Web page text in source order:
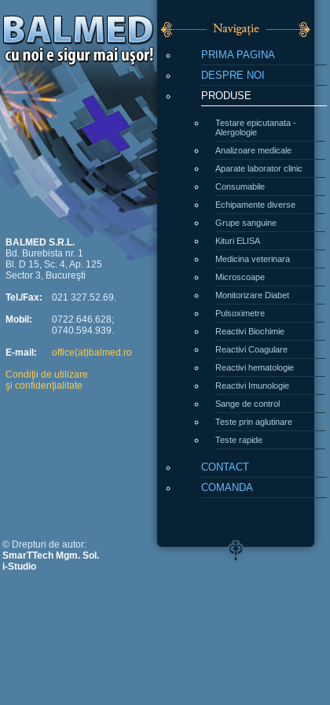
PRIMA PAGINA
DESPRE NOI
PRODUSE
Testare epicutanata -
Alergologie
Analizoare medicale
Aparate laborator clinic
Consumabile
Echipamente diverse
Grupe sanguine
Kituri ELISA
Medicina veterinara
Microscoape
Monitorizare Diabet
Pulsoximetre
Reactivi Biochimie
Reactivi Coagulare
Reactivi hematologie
Reactivi Imunologie
Sange de control
Teste prin aglutinare
Teste rapide
CONTACT
COMANDA
BALMED S.R.L.
Bd. Burebista nr. 1
Bl. D 15, Sc. 4, Ap. 125
Sector 3, Bucureşti
Tel./Fax:
Mobil:
E-mail:
021 327.52.69.
0722.646.628;
0740.594.939.
office(at)balmed.ro
Condiţii de utilizare
şi confidenţialitate
© Drepturi de autor:
SmarTTech Mgm. Sol.
i-Studio